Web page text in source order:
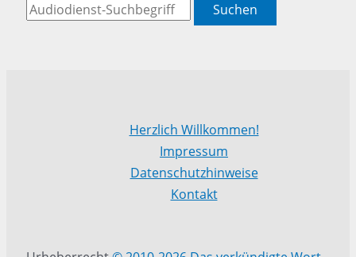
Suchen
Herzlich Willkommen!
Impressum
Datenschutzhinweise
Kontakt